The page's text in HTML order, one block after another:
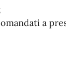
a